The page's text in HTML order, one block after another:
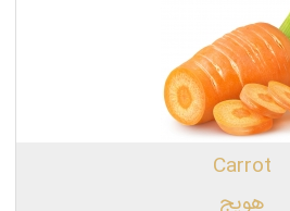
Carrot
هویج